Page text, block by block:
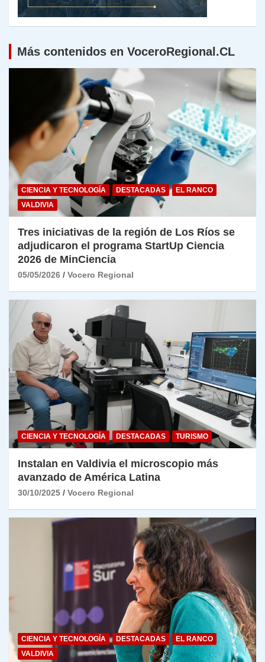
Más contenidos en VoceroRegional.CL
CIENCIA Y TECNOLOGÍA DESTACADAS
EL RANCO
VALDIVIA
Tres iniciativas de la región de Los Ríos se
adjudicaron el programa StartUp Ciencia
2026 de MinCiencia
05/05/2026 Vocero Regional
CIENCIA Y TECNOLOGÍA DESTACADAS TURISMO
Instalan en Valdivia el microscopio más
avanzado de América Latina
30/10/2025 Vocero Regional
CIENCIA Y TECNOLOGÍA DESTACADAS
EL RANCO
VALDIVIA